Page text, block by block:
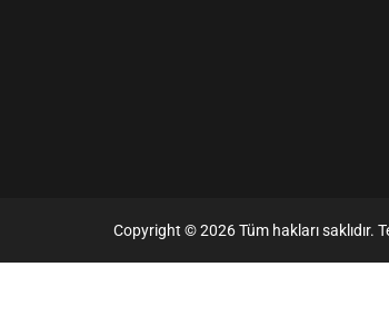
Copyright © 2026 Tüm hakları saklıdır.